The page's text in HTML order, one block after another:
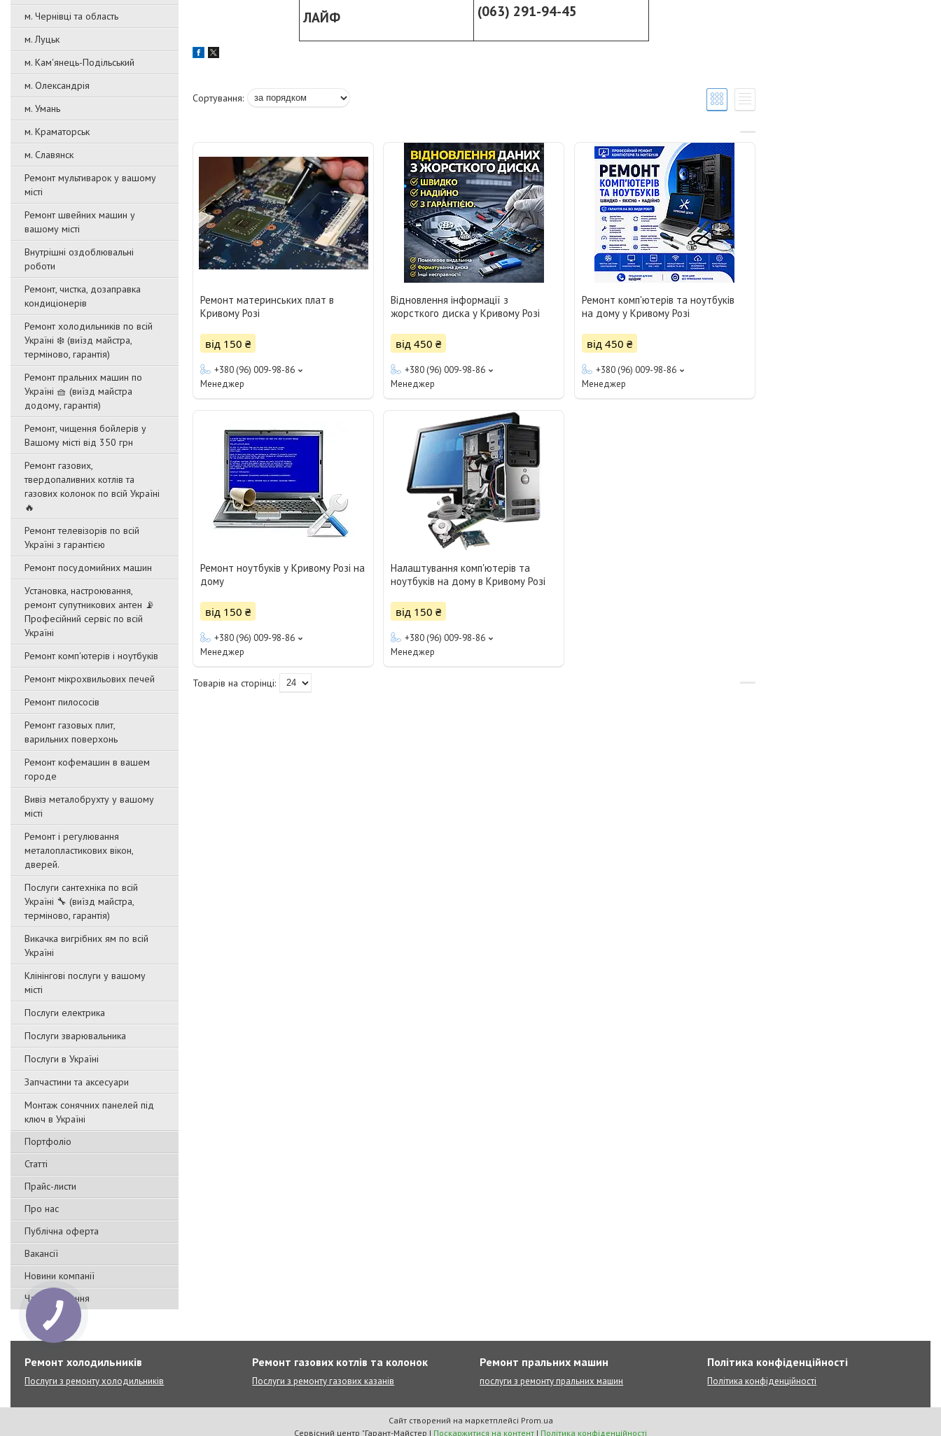
м. Чернівці та область
м. Луцьк
м. Кам'янець-Подільський
м. Олександрія
м. Умань
м. Краматорськ
м. Славянск
Ремонт мультиварок у вашому
місті
Ремонт швейних машин у
вашому місті
Внутрішні оздоблювальні
роботи
Ремонт, чистка, дозаправка
кондиціонерів
Ремонт холодильників по всій
Україні ❄️ (виїзд майстра,
терміново, гарантія)
Ремонт пральних машин по
Україні 🧺 (виїзд майстра
додому, гарантія)
Ремонт, чищення бойлерів у
Вашому місті від 350 грн
Ремонт газових,
твердопаливних котлів та
газових колонок по всій Україні
🔥
Ремонт телевізорів по всій
Україні з гарантією
Ремонт посудомийних машин
Установка, настроювання,
ремонт супутникових антен 📡
Професійний сервіс по всій
Україні
Ремонт комп'ютерів і ноутбуків
Ремонт мікрохвильових печей
Ремонт пилососів
Ремонт газовых плит,
варильних поверхонь
Ремонт кофемашин в вашем
городе
Вивіз металобрухту у вашому
місті
Ремонт і регулювання
металопластикових вікон,
дверей.
Послуги сантехніка по всій
Україні 🔧 (виїзд майстра,
терміново, гарантія)
Викачка вигрібних ям по всій
Україні
Клінінгові послуги у вашому
місті
Послуги електрика
Послуги зварювальника
Послуги в Україні
Запчастини та аксесуари
Монтаж сонячних панелей під
ключ в Україні
Портфоліо
Статті
Прайс-листи
Про нас
Публічна оферта
Вакансії
Новини компанії
Часті запитання
ЛАЙФ (063) 291-94-45
Ремонт материнських плат в
Кривому Розі
від 150 ₴
+380 (96) 009-98-86
Менеджер
Відновлення інформації з
жорсткого диска у Кривому Розі
від 450 ₴
+380 (96) 009-98-86
Менеджер
Ремонт комп'ютерів та ноутбуків
на дому у Кривому Розі
від 450 ₴
+380 (96) 009-98-86
Менеджер
Ремонт ноутбуків у Кривому Розі на
дому
від 150 ₴
+380 (96) 009-98-86
Менеджер
Налаштування комп'ютерів та
ноутбуків на дому в Кривому Розі
від 150 ₴
+380 (96) 009-98-86
Менеджер
Ремонт холодильників
Послуги з ремонту холодильників
Ремонт газових котлів та колонок
Послуги з ремонту газових казанів
Ремонт пральних машин
послуги з ремонту пральних машин
Політика конфіденційності
Політика конфіденційності
Сайт створений на маркетплейсі Prom.ua
Сервісний центр "Гарант-Майстер | Поскаржитися на контент | Політика конфіденційності